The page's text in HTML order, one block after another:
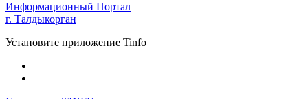
Информационный Портал
г. Талдыкорган
Установите приложение Tinfo